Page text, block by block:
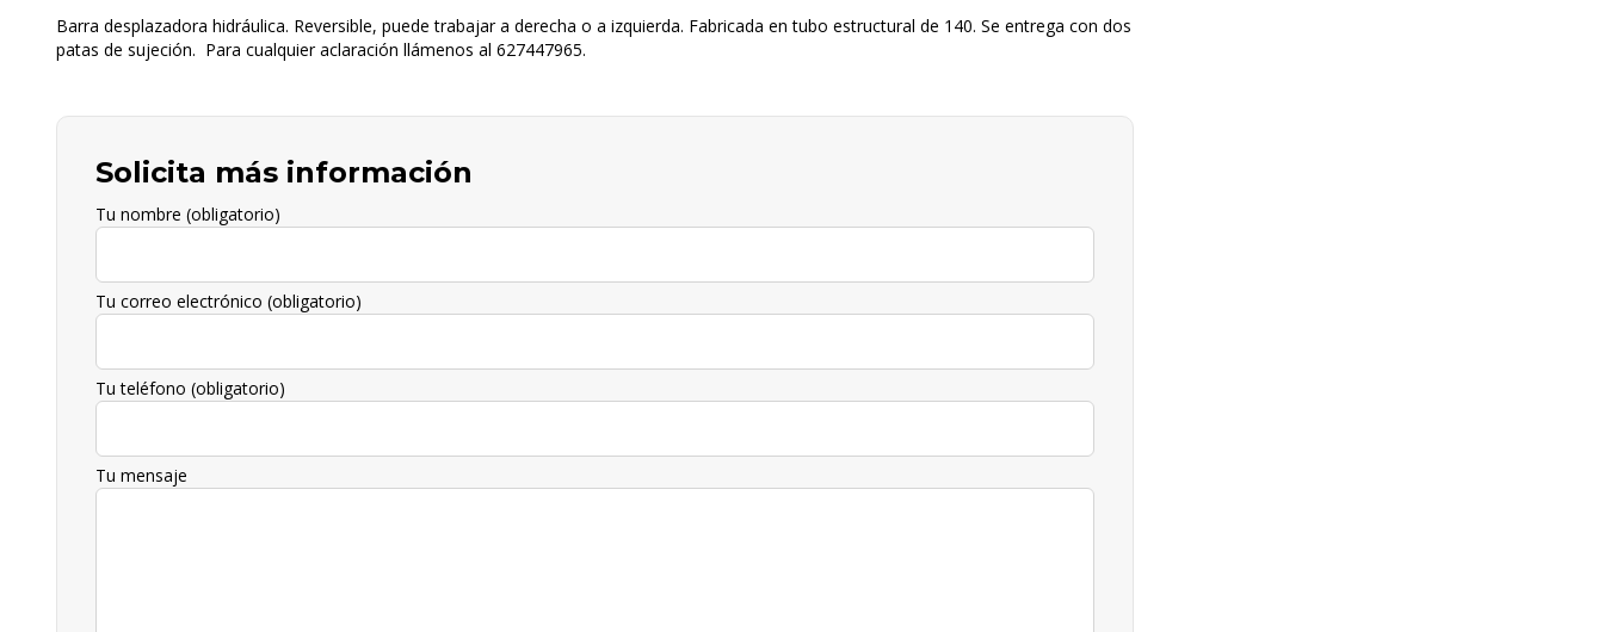
Barra desplazadora hidráulica. Reversible, puede trabajar a derecha o a izquierda. Fabricada en tubo estructural de 140. Se entrega con dos
patas de sujeción. Para cualquier aclaración llámenos al 627447965.
Solicita más información
Tu nombre (obligatorio)
Tu correo electrónico (obligatorio)
Tu teléfono (obligatorio)
Tu mensaje